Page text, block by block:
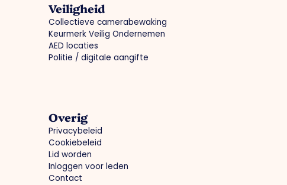
Veiligheid
Collectieve camerabewaking
Keurmerk Veilig Ondernemen
AED locaties
Politie / digitale aangifte
Overig
Privacybeleid
Cookiebeleid
Lid worden
Inloggen voor leden
Contact